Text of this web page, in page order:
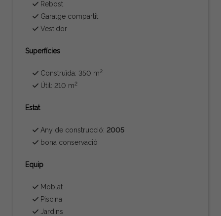
Rebost
Garatge compartit
Vestidor
Superfícies
Construïda: 350 m2
Útil: 210 m2
Estat
Any de construcció: 2005
bona conservació
Equip
Moblat
Piscina
Jardins